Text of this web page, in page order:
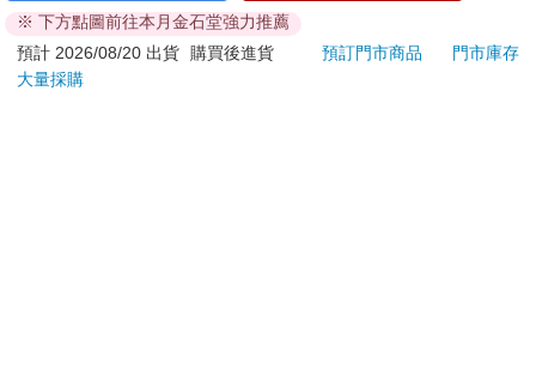
退回商品若無法回復原狀，將請您負擔回復原狀所需費用，
嚴重時將影響您的退貨權益。
※ 下方點圖前往本月金石堂強力推薦
預計 2026/08/20 出貨
購買後進貨 預訂門市商品
門市庫存
大量採購